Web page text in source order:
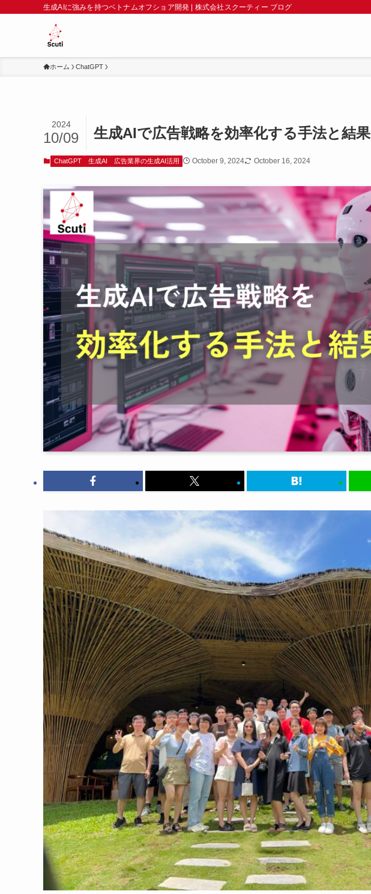
生成AIに強みを持つベトナムオフショア開発 | 株式会社スクーティー ブログ
ホーム ChatGPT
生成AIで広告戦略を効率化する手法と結果
2024
10/09
ChatGPT 生成AI 広告業界の生成AI活用 October 9, 2024 October 16, 2024